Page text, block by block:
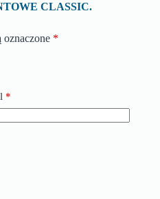
CLASSIC.
oznaczone *
*